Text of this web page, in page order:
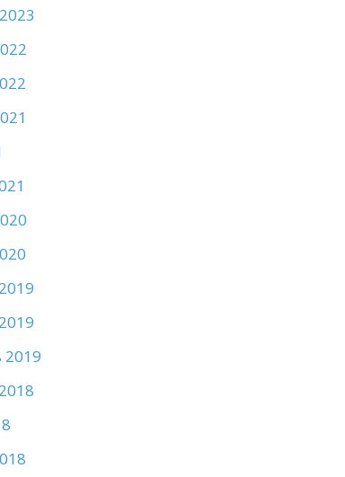
2019